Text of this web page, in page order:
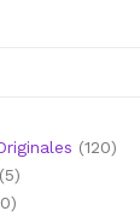
120120
55
productos
10